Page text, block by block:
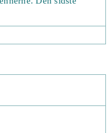
fantasi-
økonomier.
spillere, for at